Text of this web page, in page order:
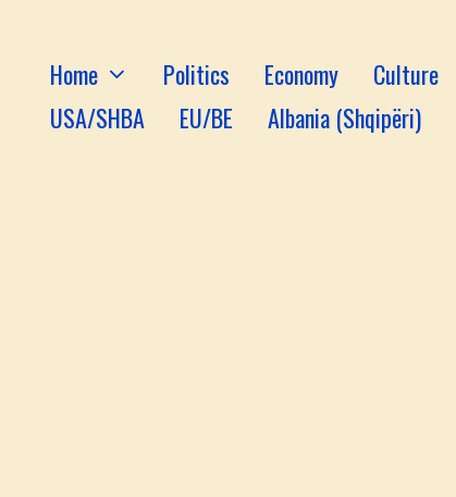
Home Politics Economy Culture
USA/SHBA
EU/BE Albania (Shqipëri)